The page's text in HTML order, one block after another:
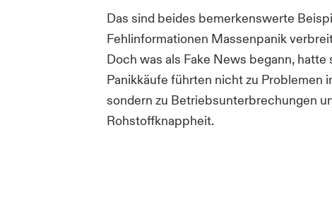
Das sind beides bemerkenswerte
Fehlinformationen Massenpanik
Doch was als Fake News begann, hatte
Panikkäufe führten nicht zu Problemen
sondern zu Betriebsunterbrechungen
Rohstoffknappheit.